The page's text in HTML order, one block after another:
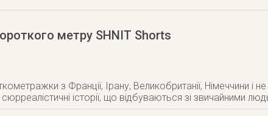
метру SHNIT Shorts
з Франції, Ірану, Великобританії, Німеччини і
історії, що відбуваються зі звичайними